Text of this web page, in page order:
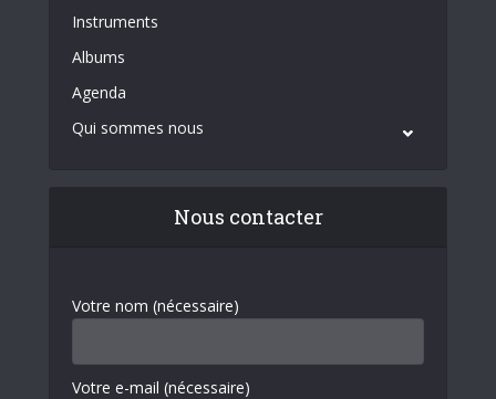
Instruments
Albums
Agenda
Qui sommes nous
Nous contacter
Votre nom (nécessaire)
Votre e-mail (nécessaire)